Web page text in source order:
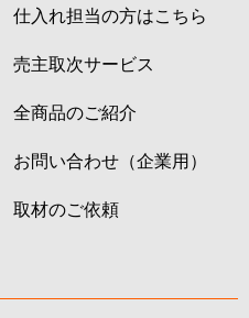
仕入れ担当の方はこちら
売主取次サービス
全商品のご紹介
お問い合わせ（企業用）
取材のご依頼